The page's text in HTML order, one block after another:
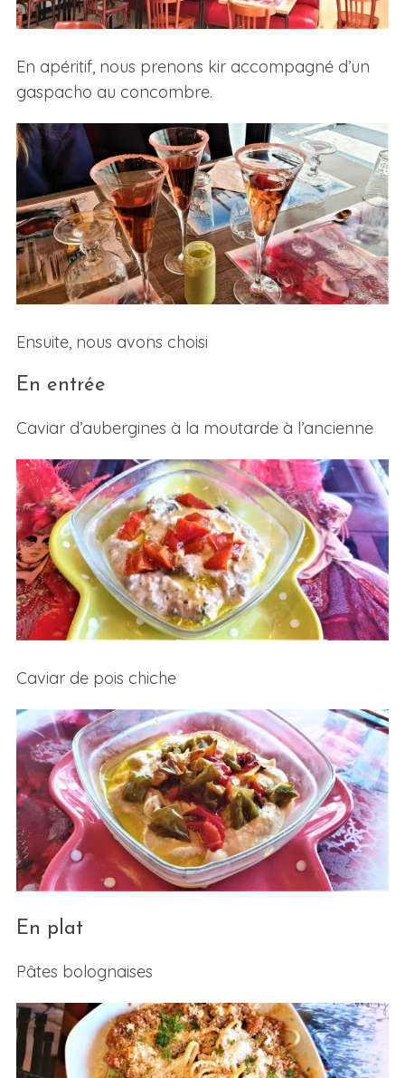
En apéritif, nous prenons kir accompagné d’un
gaspacho au concombre.
Ensuite, nous avons choisi
En entrée
Caviar d’aubergines à la moutarde à l’ancienne
Caviar de pois chiche
En plat
Pâtes bolognaises